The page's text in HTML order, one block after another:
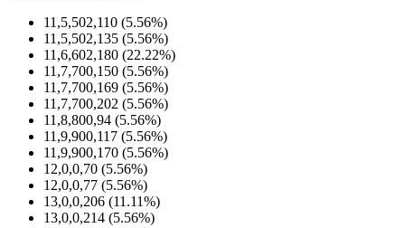
11,5,502,110 (5.56%)
11,5,502,135 (5.56%)
11,6,602,180 (22.22%)
11,7,700,150 (5.56%)
11,7,700,169 (5.56%)
11,7,700,202 (5.56%)
11,8,800,94 (5.56%)
11,9,900,117 (5.56%)
11,9,900,170 (5.56%)
12,0,0,70 (5.56%)
12,0,0,77 (5.56%)
13,0,0,206 (11.11%)
13,0,0,214 (5.56%)